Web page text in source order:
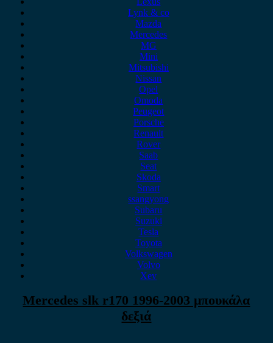
Lynk & co
Mazda
Mercedes
MG
Mini
Mitsubishi
Nissan
Opel
Omoda
Peugeot
Porsche
Renault
Rover
Saab
Seat
Skoda
Smart
ssangyong
Subaru
Suzuki
Tesla
Toyota
Volkswagen
Volvo
Xev
Mercedes slk r170 1996-2003 μπουκάλα
δεξιά